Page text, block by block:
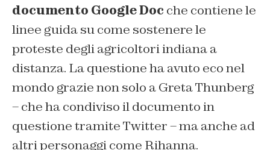
documento Google Doc che contiene le
linee guida su come sostenere le
proteste degli agricoltori indiana a
distanza. La questione ha avuto eco nel
mondo grazie non solo a Greta Thunberg
– che ha condiviso il documento in
questione tramite Twitter – ma anche ad
altri personaggi come Rihanna.